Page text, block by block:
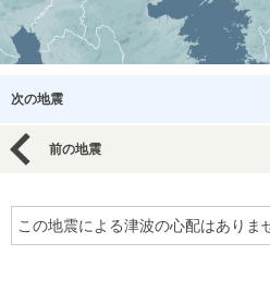
次の地震
前の地震
この地震による津波の心配はありま